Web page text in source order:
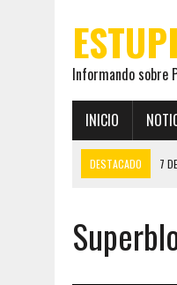
Informando sobre
INICIO
DESTACADO 7
19 DE MAYO DE 2026
12 DE MAYO DE 2026